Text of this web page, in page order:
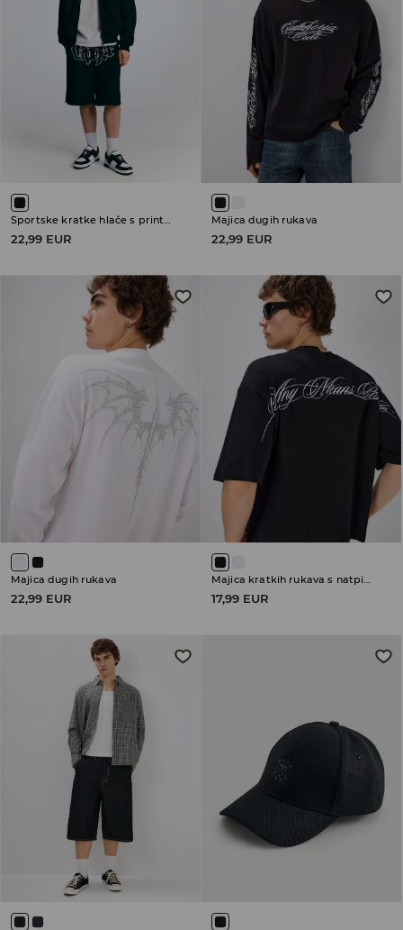
Sportske kratke hlače s printom
22,99 EUR
Majica dugih rukava
22,99 EUR
Majica dugih rukava
22,99 EUR
Majica kratkih rukava s natpisom
17,99 EUR